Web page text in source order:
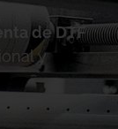
de DTF
y